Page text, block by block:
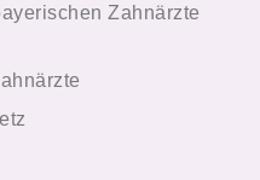
Zahnärzte